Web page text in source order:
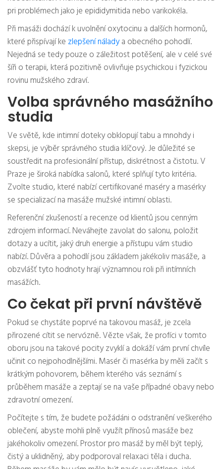
pri problémech jako je epididymitida nebo varikokéla.
Při masáži dochází k uvolnění oxytocinu a dalších hormonů,
které přispívají ke zlepšení náladya obecného pohodlí.
Nejedná se tedy pouze o záležitost potěšení, ale v celé své
šíři o terapii, která pozitivně ovlivňuje psychickou i fyzickou
rovinu mužského zdraví.
Volba správného masážního
studia
Ve světě, kde intimní doteky obklopují tabu a mnohdy i
skepsi, je výběr správného studia klíčový. Je důležité se
soustředit na profesionální přístup, diskrétnost a čistotu. V
Praze je široká nabídka salonů, které splňují tyto kritéria.
Zvolte studio, které nabízí certifikované maséry a masérky
se specializací na masáže mužské intimní oblasti.
Referenční zkušeností a recenze od klientů jsou cenným
zdrojem informací. Neváhejte zavolat do salonu, položit
dotazy a ucítit, jaký druh energie a přístupu vám studio
nabízí. Důvěra a pohodlí jsou základem jakékoliv masáže, a
obzvlášť tyto hodnoty hrají významnou roli při intímních
masážích.
Co čekat při první návštěvě
Pokud se chystáte poprvé na takovou masáž, je zcela
přirozené cítit se nervózně. Vězte však, že profíci v tomto
oboru jsou na takové pocity zvyklí a dokáží vám první chvíle
učinit co nejpohodlnějšími. Masér či masérka by měli začít s
krátkým pohovorem, během kterého vás seznámí s
průběhem masáže a zeptají se na vaše případné obavy nebo
zdravotní omezení.
Počítejte s tím, že budete požádáni o odstranění veškerého
oblečení, abyste mohli plně využít přínosů masáže bez
jakéhokoliv omezení. Prostor pro masáž by měl být teplý,
čistý a uklidněný, aby podporoval relaxaci těla i ducha.